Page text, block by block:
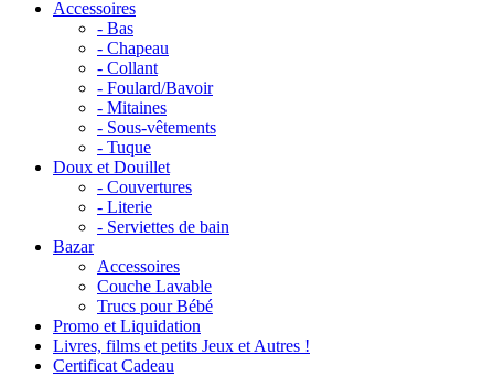
Accessoires
- Bas
- Chapeau
- Collant
- Foulard/Bavoir
- Mitaines
- Sous-vêtements
- Tuque
Doux et Douillet
- Couvertures
- Literie
- Serviettes de bain
Bazar
Accessoires
Couche Lavable
Trucs pour Bébé
Promo et Liquidation
Livres, films et petits Jeux et Autres !
Certificat Cadeau